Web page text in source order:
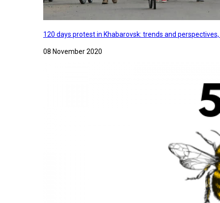
120 days protest in Khabarovsk: trends and
08 November 2020